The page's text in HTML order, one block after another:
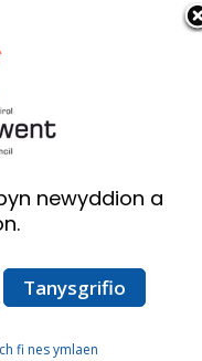
Bathodyn Glas
newyddion a
fi nes ymlaen